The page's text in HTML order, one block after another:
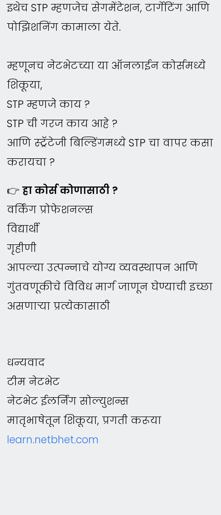
इथेच STP म्हणजेच सेगमेंटेशन, टार्गेटिंग आणि
पोझिशनिंग कामाला येते.
म्हणूनच नेटभेटच्या या ऑनलाईन कोर्समध्ये
शिकूया,
STP म्हणजे काय ?
STP ची गरज काय आहे ?
आणि स्ट्रॅटेजी बिल्डिंगमध्ये STP चा वापर कसा
करायचा ?
👉हा कोर्स कोणासाठी ?
वर्किंग प्रोफेशनल्स
विद्यार्थी
गृहीणी
आपल्या उत्पन्नाचे योग्य व्यवस्थापन आणि
गुंतवणूकीचे विविध मार्ग जाणून घेण्याची इच्छा
असणार्‍या प्रत्येकासाठी
धन्यवाद
टीम नेटभेट
नेटभेट ईलर्निंग सोल्युशन्स
मातृभाषेतून शिकूया, प्रगती करूया
learn.netbhet.com